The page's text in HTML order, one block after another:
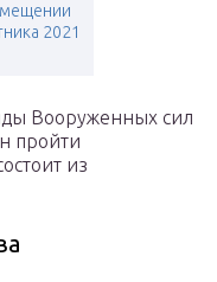
2021
Вооруженных сил
пройти
из